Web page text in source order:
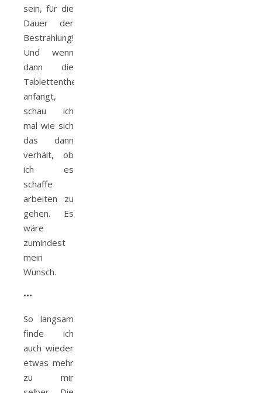
sein, für die
Dauer der
Bestrahlung!
Und wenn
dann die
Tablettentherapie
anfängt,
schau ich
mal wie sich
das dann
verhält, ob
ich es
schaffe
arbeiten zu
gehen. Es
wäre
zumindest
mein
Wunsch.
•••
So langsam
finde ich
auch wieder
etwas mehr
zu mir